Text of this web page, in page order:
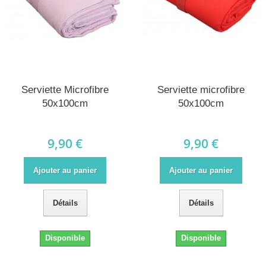
Serviette Microfibre
50x100cm
9,90 €
Ajouter au panier
Détails
Disponible
Serviette microfibre
50x100cm
9,90 €
Ajouter au panier
Détails
Disponible